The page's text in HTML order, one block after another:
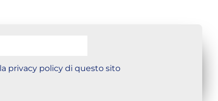
privacy policy di questo sito